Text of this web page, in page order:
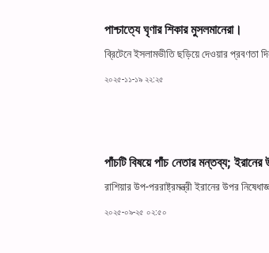
পাশ্চাত্যে ঘৃণার শিকার মুসলমানেরা।
ব্রিটেনে ইসলামভীতি ছড়িয়ে দেওয়ার প্রবণতা
২০২৫-১১-১৯ ২২:২৫
পাঁচটি বিষয়ে পাঁচ নেতার মন্তব্য; ইরানের
রাশিয়ার উপ-পররাষ্ট্রমন্ত্রী ইরানের উপর
২০২৫-০৯-২৫ ০২:৫০